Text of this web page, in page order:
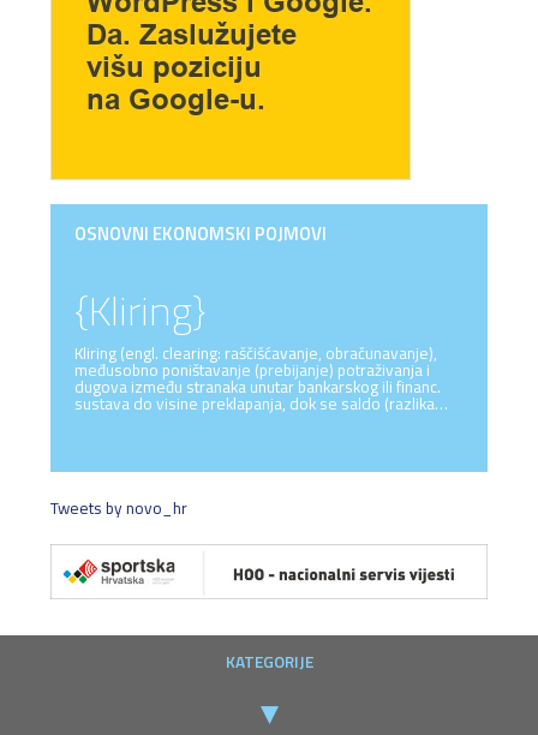
OSNOVNI EKONOMSKI POJMOVI
{Kliring}
Kliring (engl. clearing: raščišćavanje, obračunavanje),
međusobno poništavanje (prebijanje) potraživanja i
dugova između stranaka unutar bankarskog ili financ.
sustava do visine preklapanja, dok se saldo (razlika…
Tweets by novo_hr
KATEGORIJE